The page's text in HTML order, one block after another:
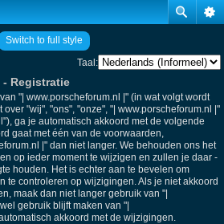
Switch to full style
Taal:
- Registratie
"| www.porscheforum.nl |" (in wat volgt wordt
"wij", "ons", "onze", "| www.porscheforum.nl |"
ga je automatisch akkoord met de volgende
gaat met één van de voorwaarden,
|" dan niet langer. We behouden ons het
op ieder moment te wijzigen en zullen je daar -
houden. Het is echter aan te bevelen om
te controleren op wijzigingen. Als je niet akkoord
maak dan niet langer gebruik van "|
gebruik blijft maken van "|
akkoord met de wijzigingen.